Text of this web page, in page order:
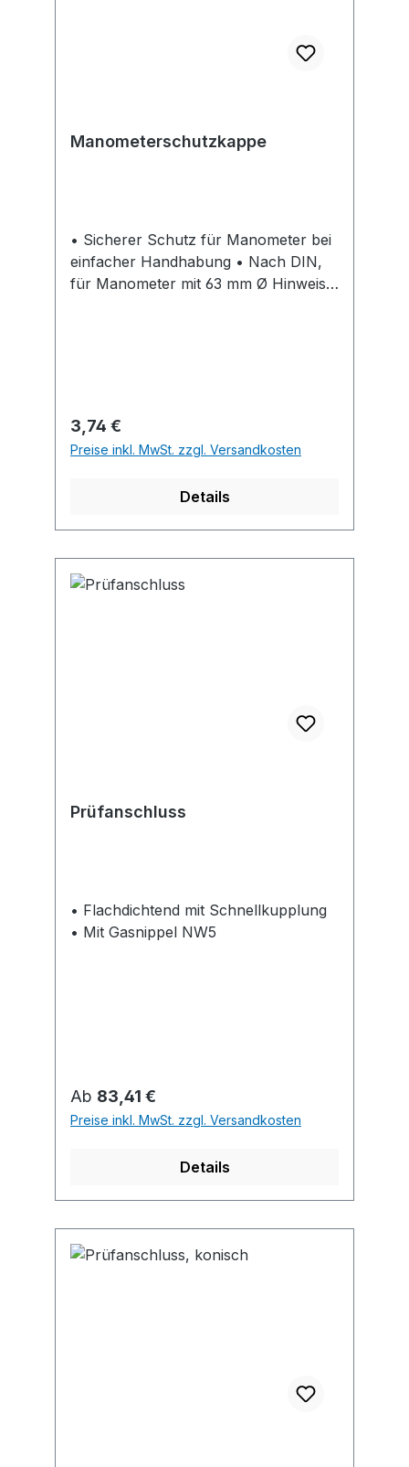
Manometerschutzkappe
• Sicherer Schutz für Manometer bei
einfacher Handhabung • Nach DIN,
für Manometer mit 63 mm Ø Hinweis:
Regulärer Preis:
3,74 €
Preise inkl. MwSt. zzgl. Versandkosten
Details
Prüfanschluss
• Flachdichtend mit Schnellkupplung
• Mit Gasnippel NW5
Regulärer Preis:
Ab 83,41 €
Preise inkl. MwSt. zzgl. Versandkosten
Details